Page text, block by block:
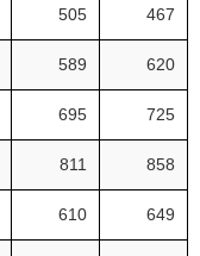
505 467
589 620
695 725
811 858
610 649